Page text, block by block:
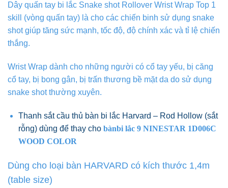
Dây quấn tay bi lắc Snake shot Rollover Wrist Wrap Top 1
skill (vòng quấn tay) là cho các chiến binh sử dụng snake
shot giúp tăng sức mạnh, tốc độ, độ chính xác và tỉ lệ chiến
thắng.
Wrist Wrap dành cho những người có cổ tay yếu, bị căng
cổ tay, bị bong gân, bị trấn thương bề mặt da do sử dụng
snake shot thường xuyên.
Thanh sắt cầu thủ bàn bi lắc Harvard – Rod Hollow (sắt
rỗng) dùng để thay cho bànbi lắc 9 NINESTAR 1D006C
WOOD COLOR
Dùng cho loại bàn HARVARD có kích thước 1,4m
(table size)